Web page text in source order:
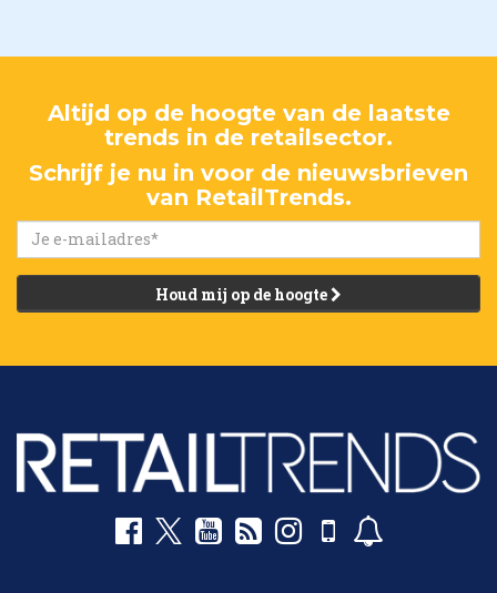
Altijd op de hoogte van de laatste
trends in de retailsector.
Schrijf je nu in voor de nieuwsbrieven
van RetailTrends.
Houd mij op de hoogte